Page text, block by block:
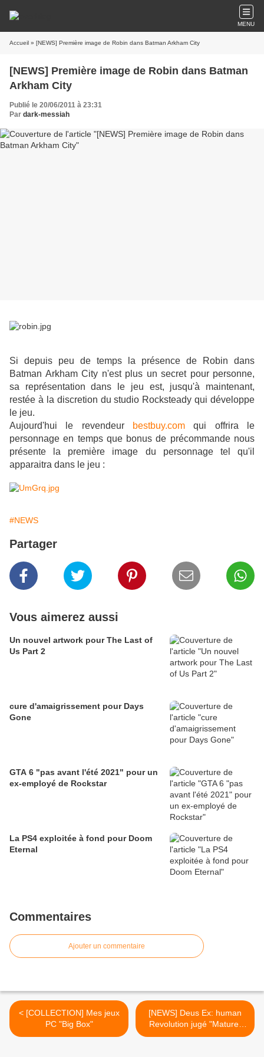
MENU
Accueil » [NEWS] Première image de Robin dans Batman Arkham City
[NEWS] Première image de Robin dans Batman
Arkham City
Publié le 20/06/2011 à 23:31
Par dark-messiah
Si depuis peu de temps la présence de Robin dans
Batman Arkham City n'est plus un secret pour personne,
sa représentation dans le jeu est, jusqu'à maintenant,
restée à la discretion du studio Rocksteady qui développe
le jeu.
Aujourd'hui le revendeur
bestbuy.com qui offrira le
personnage en temps que bonus de précommande nous
présente la première image du personnage tel qu'il
apparaitra dans le jeu :
#NEWS
Partager
Vous aimerez aussi
Un nouvel artwork pour The Last of
Us Part 2
cure d'amaigrissement pour Days
Gone
GTA 6 "pas avant l'été 2021" pour un
ex-employé de Rockstar
La PS4 exploitée à fond pour Doom
Eternal
Commentaires
Ajouter un commentaire
< [COLLECTION] Mes jeux
PC "Big Box"
[NEWS] Deus Ex: human
Revolution jugé "Mature"
par l'ESRB >